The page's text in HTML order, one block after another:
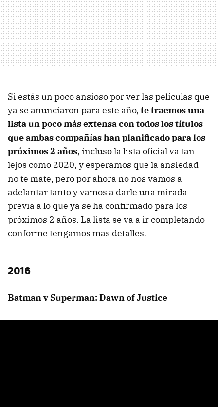
Si estás un poco ansioso por ver las películas que
ya se anunciaron para este año, te traemos una
lista un poco más extensa con todos los títulos
que ambas compañías han planificado para los
próximos 2 años, incluso la lista oficial va tan
lejos como 2020, y esperamos que la ansiedad
no te mate, pero por ahora no nos vamos a
adelantar tanto y vamos a darle una mirada
previa a lo que ya se ha confirmado para los
próximos 2 años. La lista se va a ir completando
conforme tengamos mas detalles.
2016
Batman v Superman: Dawn of Justice